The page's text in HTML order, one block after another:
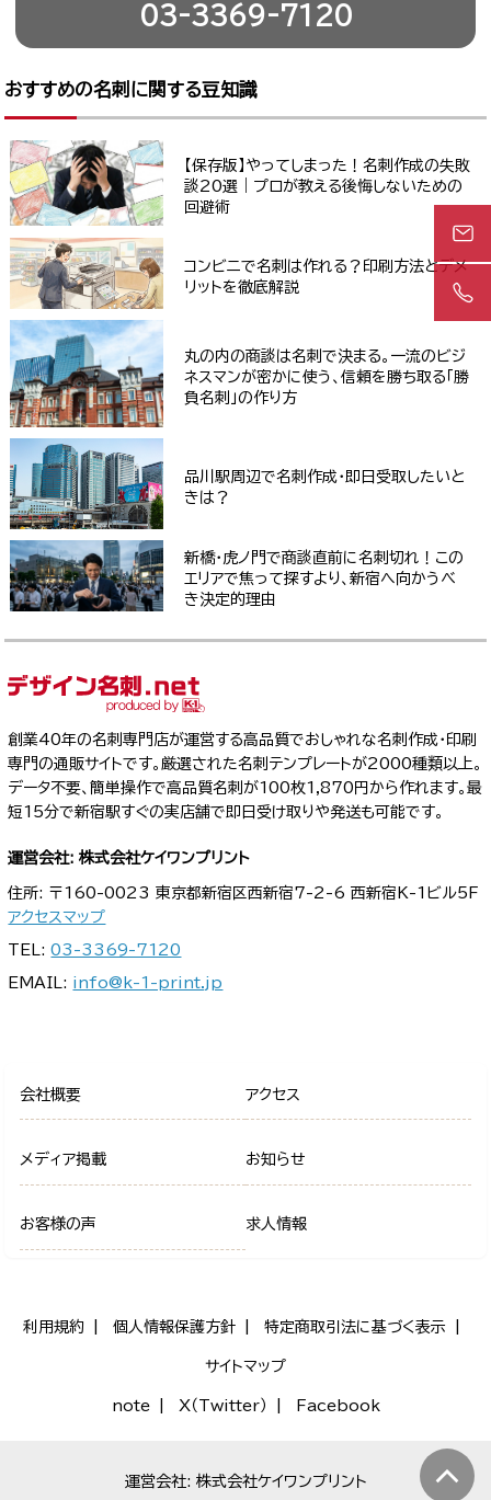
03-3369-7120
おすすめの名刺に関する豆知識
【保存版】やってしまった！名刺作成の失敗
談20選｜プロが教える後悔しないための
回避術
コンビニで名刺は作れる？印刷方法とデメ
リットを徹底解説
丸の内の商談は名刺で決まる。一流のビジ
ネスマンが密かに使う、信頼を勝ち取る「勝
負名刺」の作り方
品川駅周辺で名刺作成・即日受取したいと
きは？
新橋・虎ノ門で商談直前に名刺切れ！この
エリアで焦って探すより、新宿へ向かうべ
き決定的理由
創業40年の名刺専門店が運営する高品質でおしゃれな名刺作成・印刷
専門の通販サイトです。厳選された名刺テンプレートが2000種類以上。
データ不要、簡単操作で高品質名刺が100枚1,870円から作れます。最
短15分で新宿駅すぐの実店舗で即日受け取りや発送も可能です。
運営会社: 株式会社ケイワンプリント
住所: 〒160-0023 東京都新宿区西新宿7-2-6 西新宿K-1ビル5F
アクセスマップ
TEL:03-3369-7120
EMAIL: info@k-1-print.jp
会社概要 アクセス
メディア掲載 お知らせ
お客様の声 求人情報
利用規約 個人情報保護方針 特定商取引法に基づく表示
サイトマップ
note X（Twitter） Facebook
運営会社: 株式会社ケイワンプリント